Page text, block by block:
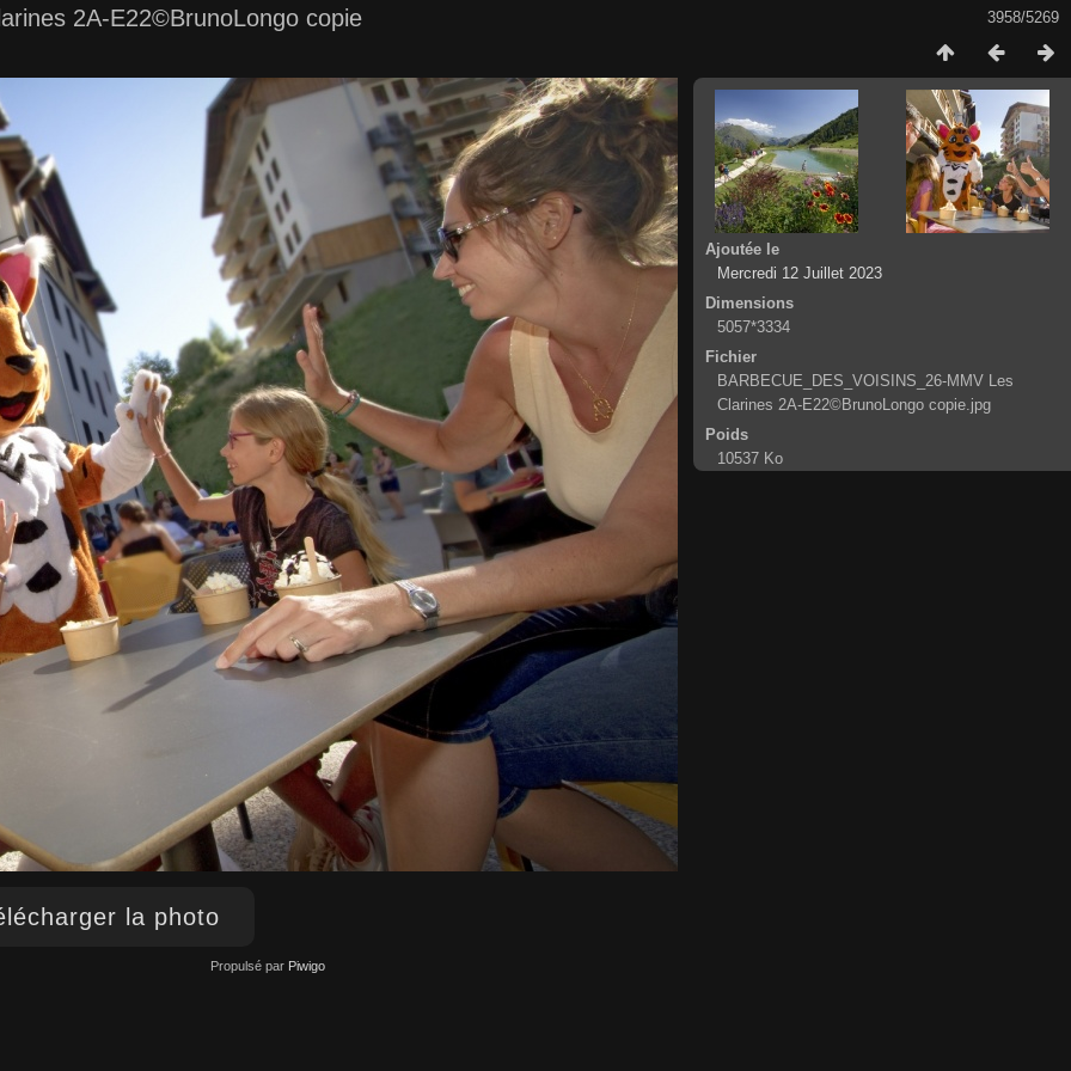
3958/5269
2A-E22©BrunoLongo copie
la photo
Ajoutée le
Mercredi 12 Juillet 2023
Dimensions
5057*3334
Fichier
BARBECUE_DES_VOISINS_26-MMV Les
Clarines 2A-E22©BrunoLongo copie.jpg
Poids
10537 Ko
Propulsé par Piwigo